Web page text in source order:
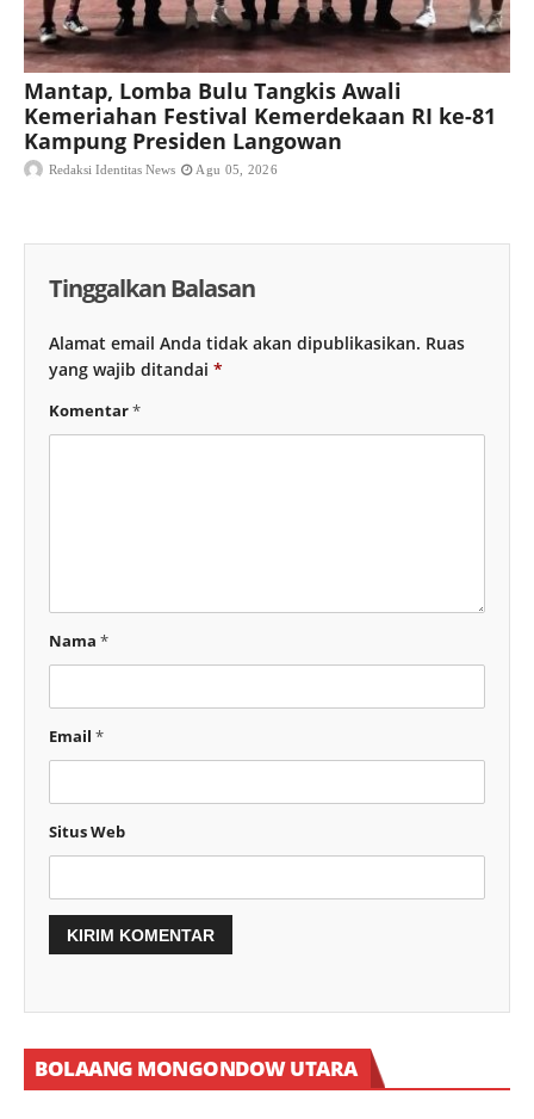
Mantap, Lomba Bulu Tangkis Awali
Kemeriahan Festival Kemerdekaan RI ke-81
Kampung Presiden Langowan
Redaksi Identitas News Agu 05, 2026
Tinggalkan Balasan
Alamat email Anda tidak akan dipublikasikan. Ruas
yang wajib ditandai *
Komentar*
Nama *
Email *
Situs Web
BOLAANG MONGONDOW UTARA